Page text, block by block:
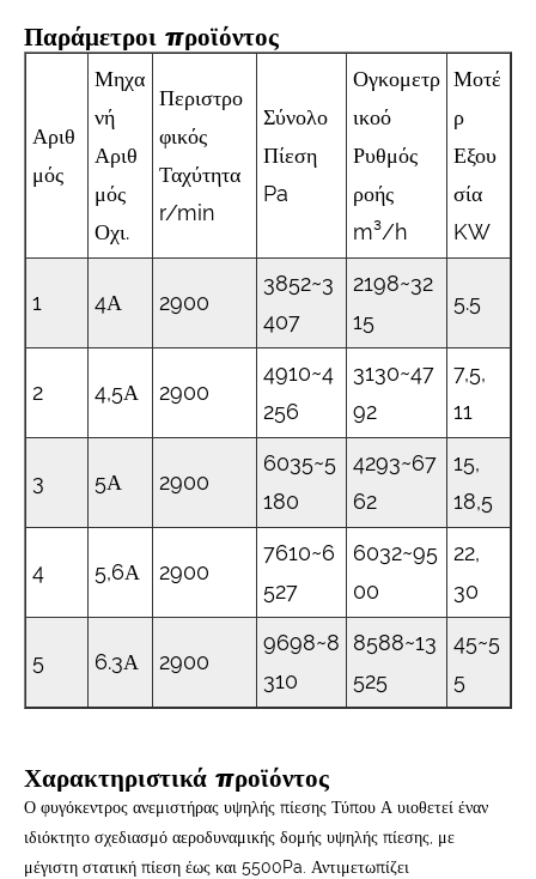
Παράμετροι προϊόντος
Αριθ
μός
Μηχα
νή
Αριθ
μός
Οχι.
Περιστρο
φικός
Ταχύτητα
r/min
Σύνολο
Πίεση
Pa
Ογκομετρ
ικοό
Ρυθμός
ροής
m³/h
Μοτέ
ρ
Εξου
σία
KW
1 4Α 2900
3852~3
407
2198~32
15
5.5
2 4,5Α 2900
4910~4
256
3130~47
92
7,5,
11
3 5Α 2900
6035~5
180
4293~67
62
15,
18,5
4 5,6Α 2900
7610~6
527
6032~95
00
22,
30
5 6.3Α 2900
9698~8
310
8588~13
525
45~5
5
Χαρακτηριστικά προϊόντος
Ο φυγόκεντρος ανεμιστήρας υψηλής πίεσης Τύπου Α υιοθετεί έναν
ιδιόκτητο σχεδιασμό αεροδυναμικής δομής υψηλής πίεσης, με
μέγιστη στατική πίεση έως και 5500Pa. Αντιμετωπίζει